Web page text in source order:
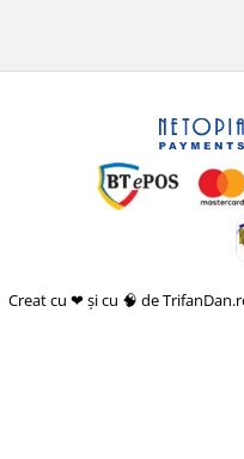
Creat cu ❤ și cu 🧠 de